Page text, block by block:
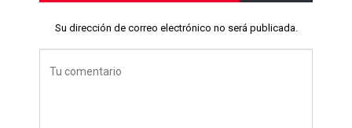
Su dirección de correo electrónico no será publicada.